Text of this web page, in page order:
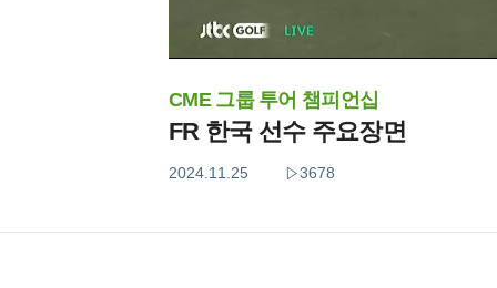
CME 그룹 투어 챔피언십
FR 한국 선수 주요장면
2024.11.25 3678